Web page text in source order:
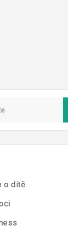
o dítě